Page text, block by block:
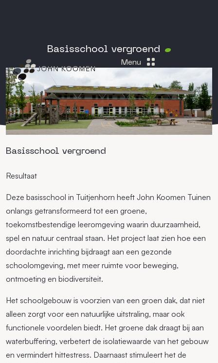
Menu
Basisschool vergroend
Basisschool vergroend
Resultaat
Deze basisschool in Tuitjenhorn heeft John Koomen Tuinen
onlangs getransformeerd tot een groene,
toekomstbestendige leeromgeving waarin duurzaamheid,
spel en natuur centraal staan. Het project laat zien hoe een
doordachte inrichting bijdraagt aan een gezonde
schoolomgeving, met meer ruimte voor beweging,
ontmoeting en biodiversiteit.
Het schoolgebouw is voorzien van een groen dak, dat niet
alleen zorgt voor een natuurlijke uitstraling, maar ook
functionele voordelen biedt. Het groene dak draagt bij aan
waterbuffering, verbetert de isolatiewaarde van het gebouw
en vermindert hittestress. Daarnaast stimuleert het de